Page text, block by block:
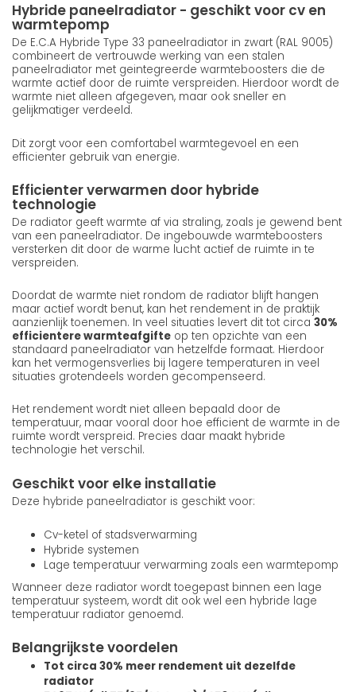
Hybride paneelradiator - geschikt voor cv en
warmtepomp
De E.C.A Hybride Type 33 paneelradiator in zwart (RAL 9005)
combineert de vertrouwde werking van een stalen
paneelradiator met geintegreerde warmteboosters die de
warmte actief door de ruimte verspreiden. Hierdoor wordt de
warmte niet alleen afgegeven, maar ook sneller en
gelijkmatiger verdeeld.
Dit zorgt voor een comfortabel warmtegevoel en een
efficienter gebruik van energie.
Efficienter verwarmen door hybride
technologie
De radiator geeft warmte af via straling, zoals je gewend bent
van een paneelradiator. De ingebouwde warmteboosters
versterken dit door de warme lucht actief de ruimte in te
verspreiden.
Doordat de warmte niet rondom de radiator blijft hangen
maar actief wordt benut, kan het rendement in de praktijk
aanzienlijk toenemen. In veel situaties levert dit tot circa 30%
efficientere warmteafgifte op ten opzichte van een
standaard paneelradiator van hetzelfde formaat. Hierdoor
kan het vermogensverlies bij lagere temperaturen in veel
situaties grotendeels worden gecompenseerd.
Het rendement wordt niet alleen bepaald door de
temperatuur, maar vooral door hoe efficient de warmte in de
ruimte wordt verspreid. Precies daar maakt hybride
technologie het verschil.
Geschikt voor elke installatie
Deze hybride paneelradiator is geschikt voor:
Cv-ketel of stadsverwarming
Hybride systemen
Lage temperatuur verwarming zoals een warmtepomp
Wanneer deze radiator wordt toegepast binnen een lage
temperatuur systeem, wordt dit ook wel een hybride lage
temperatuur radiator genoemd.
Belangrijkste voordelen
Tot circa 30% meer rendement uit dezelfde
radiator